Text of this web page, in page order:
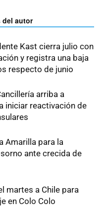
del autor
Kast cierra julio con
y registra una baja
respecto de junio
arriba a
iniciar reactivación de
Amarilla para la
ante crecida de
martes a Chile para
en Colo Colo